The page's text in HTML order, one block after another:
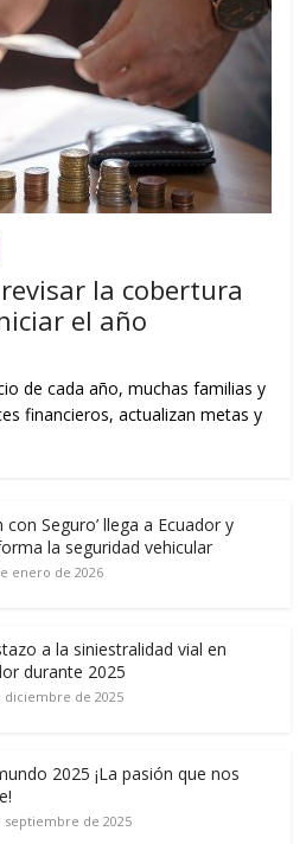
la cobertura
el año
de cada año, muchas familias y
financieros, actualizan metas y
con Seguro’ llega a Ecuador y
la seguridad vehicular
enero de 2026
a la siniestralidad vial en
durante 2025
diciembre de 2025
2025 ¡La pasión que nos
septiembre de 2025